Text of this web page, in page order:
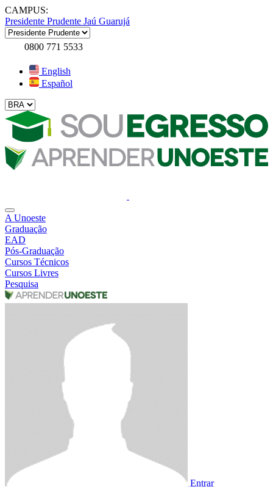
CAMPUS:
Presidente Prudente Jaú Guarujá
0800 771 5533
English
Español
A Unoeste
Graduação
EAD
Pós-Graduação
Cursos Técnicos
Cursos Livres
Pesquisa
Entrar